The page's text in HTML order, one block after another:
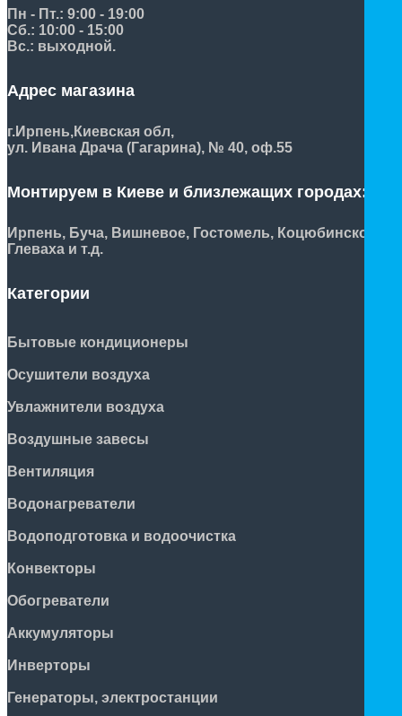
Пн - Пт.: 9:00 - 19:00
Сб.: 10:00 - 15:00
Вс.: выходной.
Адрес магазина
г.Ирпень,Киевская обл,
ул. Ивана Драча (Гагарина), № 40, оф.55
Монтируем в Киеве и близлежащих городах:
Ирпень, Буча, Вишневое, Гостомель, Коцюбинское,
Глеваха и т.д.
Категории
Бытовые кондиционеры
Осушители воздуха
Увлажнители воздуха
Воздушные завесы
Вентиляция
Водонагреватели
Водоподготовка и водоочистка
Конвекторы
Обогреватели
Аккумуляторы
Инверторы
Генераторы, электростанции